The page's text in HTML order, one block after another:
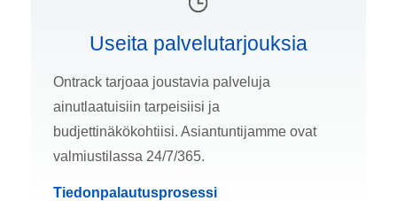
Useita palvelutarjouksia
Ontrack tarjoaa joustavia palveluja
ainutlaatuisiin tarpeisiisi ja
budjettinäkökohtiisi. Asiantuntijamme ovat
valmiustilassa 24/7/365.
Tiedonpalautusprosessi